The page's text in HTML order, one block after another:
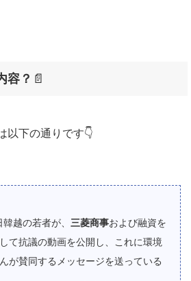
容？ 📄
以下の通りです👇
越の若者が、 三菱商事および融資を
て抗議の動画を公開し、これに環境
が賛同するメッセージを送っている